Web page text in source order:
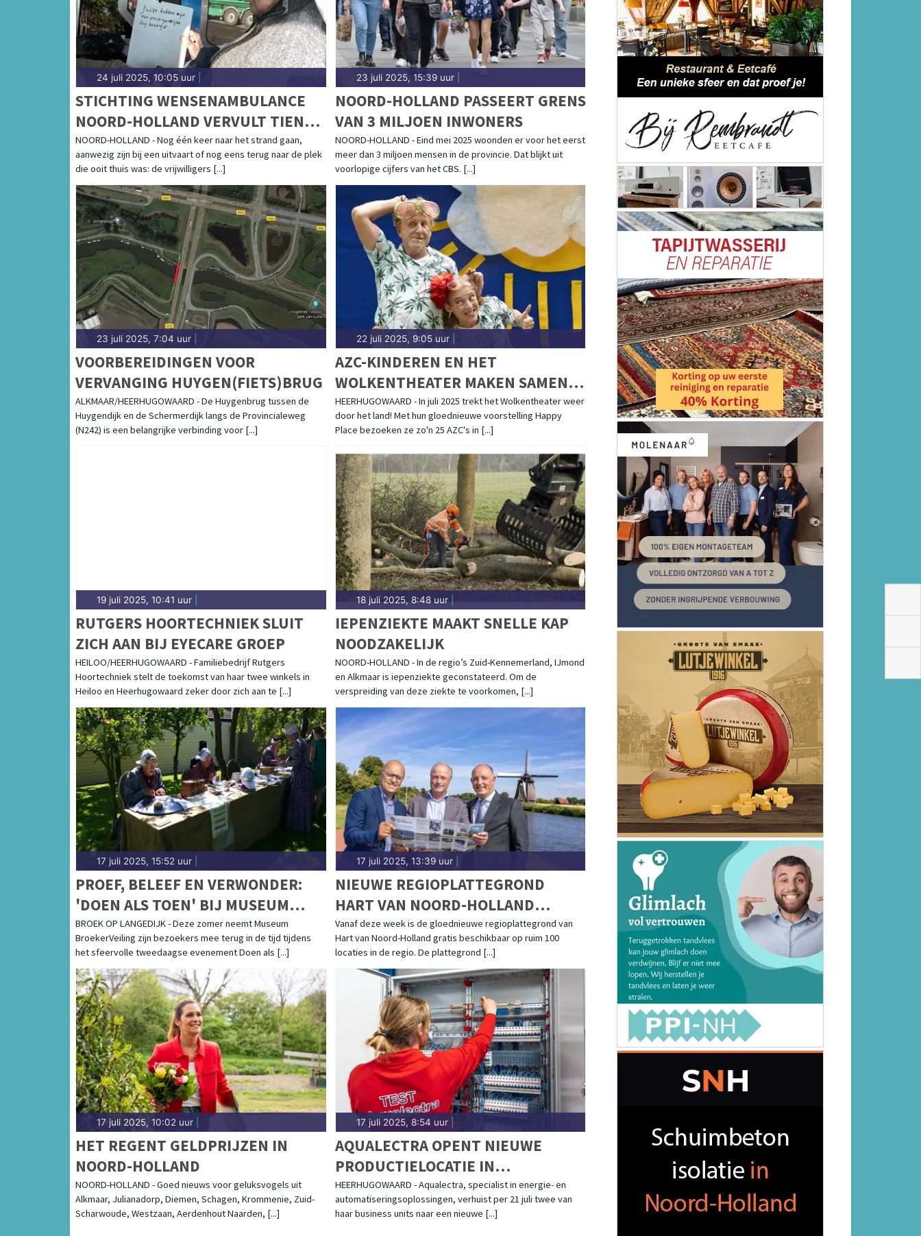
24 juli 2025, 10:05 uur
STICHTING WENSENAMBULANCE
NOORD-HOLLAND VERVULT TIEN
EXTRA LAATSTE WENSEN
NOORD-HOLLAND - Nog één keer naar het strand gaan,
aanwezig zijn bij een uitvaart of nog eens terug naar de plek
die ooit thuis was: de vrijwilligers [...]
23 juli 2025, 15:39 uur|
NOORD-HOLLAND PASSEERT GRENS
VAN 3 MILJOEN INWONERS
NOORD-HOLLAND - Eind mei 2025 woonden er voor het eerst
meer dan 3 miljoen mensen in de provincie. Dat blijkt uit
voorlopige cijfers van het CBS. [...]
23 juli 2025, 7:04 uur
VOORBEREIDINGEN VOOR
VERVANGING HUYGEN(FIETS)BRUG
ALKMAAR/HEERHUGOWAARD - De Huygenbrug tussen de
Huygendijk en de Schermerdijk langs de Provincialeweg
(N242) is een belangrijke verbinding voor [...]
22 juli 2025, 9:05 uur|
AZC-KINDEREN EN HET
WOLKENTHEATER MAKEN SAMEN
EEN MAGISCHE REIS
HEERHUGOWAARD - In juli 2025 trekt het Wolkentheater weer
door het land! Met hun gloednieuwe voorstelling Happy
Place bezoeken ze zo'n 25 AZC's in [...]
19 juli 2025, 10:41 uur
RUTGERS HOORTECHNIEK SLUIT
ZICH AAN BIJ EYECARE GROEP
HEILOO/HEERHUGOWAARD - Familiebedrijf Rutgers
Hoortechniek stelt de toekomst van haar twee winkels in
Heiloo en Heerhugowaard zeker door zich aan te [...]
18 juli 2025, 8:48 uur|
IEPENZIEKTE MAAKT SNELLE KAP
NOODZAKELIJK
NOORD-HOLLAND - In de regio’s Zuid-Kennemerland, IJmond
en Alkmaar is iepenziekte geconstateerd. Om de
verspreiding van deze ziekte te voorkomen, [...]
17 juli 2025, 15:52 uur
PROEF, BELEEF EN VERWONDER:
'DOEN ALS TOEN' BIJ MUSEUM
BROEKERVEILING
BROEK OP LANGEDIJK - Deze zomer neemt Museum
BroekerVeiling zijn bezoekers mee terug in de tijd tijdens
het sfeervolle tweedaagse evenement Doen als [...]
17 juli 2025, 13:39 uur|
NIEUWE REGIOPLATTEGROND
HART VAN NOORD-HOLLAND
GRATIS VERKRIJGBAAR OP MEER
DAN 100 LOCATIES
Vanaf deze week is de gloednieuwe regioplattegrond van
Hart van Noord-Holland gratis beschikbaar op ruim 100
locaties in de regio. De plattegrond [...]
17 juli 2025, 10:02 uur
HET REGENT GELDPRIJZEN IN
NOORD-HOLLAND
NOORD-HOLLAND - Goed nieuws voor geluksvogels uit
Alkmaar, Julianadorp, Diemen, Schagen, Krommenie, Zuid-
Scharwoude, Westzaan, Aerdenhout Naarden, [...]
17 juli 2025, 8:54 uur|
AQUALECTRA OPENT NIEUWE
PRODUCTIELOCATIE IN
HEERHUGOWAARD
HEERHUGOWAARD - Aqualectra, specialist in energie- en
automatiseringsoplossingen, verhuist per 21 juli twee van
haar business units naar een nieuwe [...]